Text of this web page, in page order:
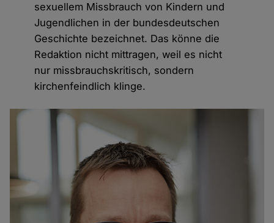
sexuellem Missbrauch von Kindern und
Jugendlichen in der bundesdeutschen
Geschichte bezeichnet. Das könne die
Redaktion nicht mittragen, weil es nicht
nur missbrauchskritisch, sondern
kirchenfeindlich klinge.